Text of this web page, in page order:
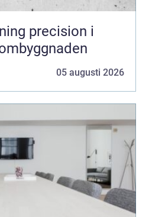
i
05 augusti 2026